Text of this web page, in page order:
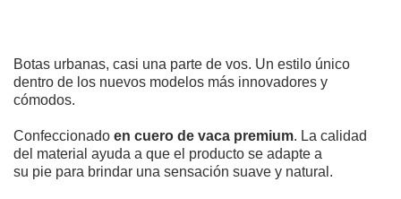
Botas urbanas, casi una parte de vos. Un estilo único
dentro de los nuevos modelos más innovadores y
cómodos.
Confeccionado en cuero de vaca premium. La calidad
del material ayuda a que el producto se adapte a
su pie para brindar una sensación suave y natural.